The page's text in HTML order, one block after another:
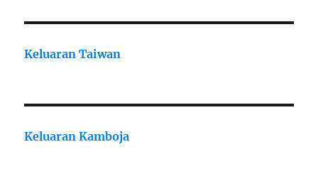
Keluaran Taiwan
Keluaran Kamboja